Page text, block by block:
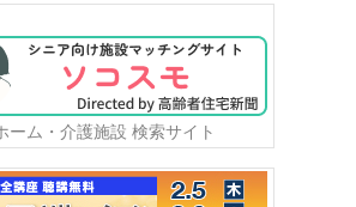
ーム・介護施設 検索サイト